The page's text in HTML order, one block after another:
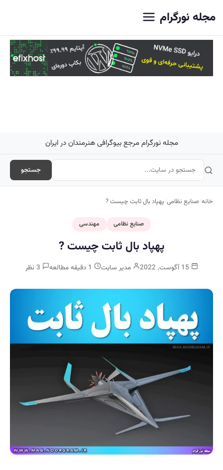
مجله نورگرام
مجله نورگرام مرجع بیوگرافی هنرمندان در ایران
جستجو
خانه/صنایع نظامی/پهپاد بال ثابت چیست ?
صنایع نظامی مهندسی
پهپاد بال ثابت چیست ?
مدیر سایت